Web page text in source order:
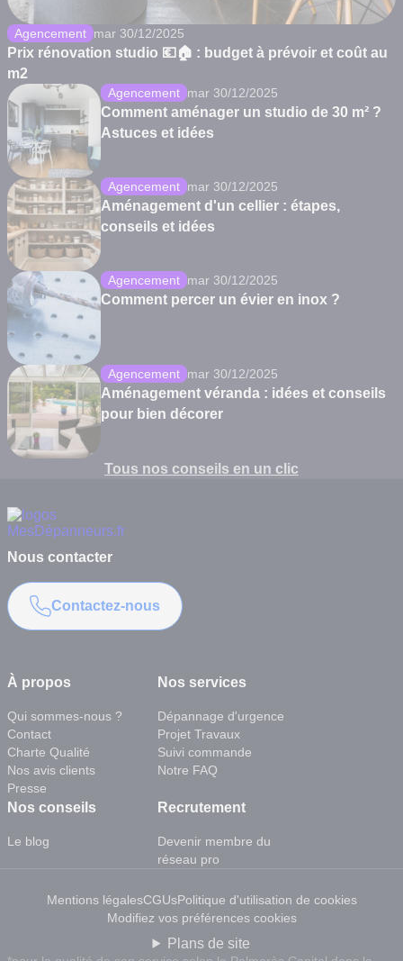
Agencement mar 30/12/2025
Prix rénovation studio 💶🏠 : budget à prévoir et coût au
m2
Agencement mar 30/12/2025
Comment aménager un studio de 30 m² ?
Astuces et idées
Agencement mar 30/12/2025
Aménagement d'un cellier : étapes,
conseils et idées
Agencement mar 30/12/2025
Comment percer un évier en inox ?
Agencement mar 30/12/2025
Aménagement véranda : idées et conseils
pour bien décorer
Tous nos conseils en un clic
À propos
Qui sommes-nous ?
Contact
Charte Qualité
Nos avis clients
Presse
Nos services
Dépannage d'urgence
Projet Travaux
Suivi commande
Notre FAQ
Nos conseils
Le blog
Recrutement
Devenir membre du
réseau pro
Nous contacter
Contactez-nous
Mentions légalesCGUsPolitique d'utilisation de cookies
Modifiez vos préférences cookies
Plans de site